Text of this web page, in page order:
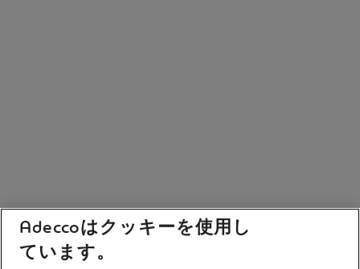
Adeccoはクッキーを使用し
ています。